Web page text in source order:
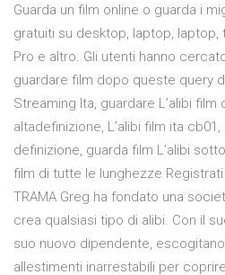
Guarda un film online o guarda i
gratuiti su desktop, laptop, laptop,
Pro e altro. Gli utenti hanno
guardare film dopo queste query
Streaming Ita, guardare L’alibi film
altadefinizione, L’alibi film ita
definizione, guarda film L’alibi
film di tutte le lunghezze Registrati
TRAMA Greg ha fondato una
crea qualsiasi tipo di alibi. Con il
suo nuovo dipendente,
allestimenti inarrestabili per